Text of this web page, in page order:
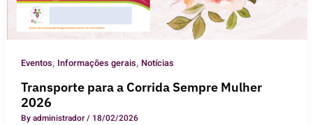
Eventos, Informações gerais, Notícias
Transporte para a Corrida Sempre Mulher
2026
Byadministrador/ 18/02/2026